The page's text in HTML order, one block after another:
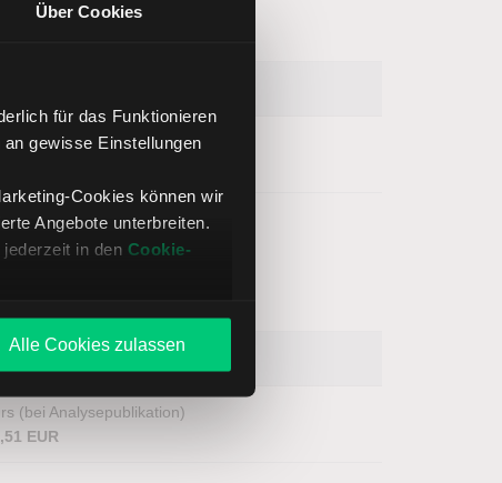
Über Cookies
für das Funktionieren
gewisse Einstellungen
Cookies können wir
Angebote unterbreiten.
in den Cookie-
Alle Cookies zulassen
(bei Analysepublikation)
(bei Analysepublikation)
EUR